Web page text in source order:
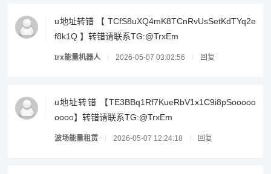
u地址转错 【 TCfS8uXQ4mK8TCnRvUsSetKdTYq2e
f8k1Q 】转错请联系TG:@TrxEm
trx能量机器人 2026-05-07 03:02:56 回复
u地址转错 【TE3BBq1Rf7KueRbV1x1C9i8pSooooo
oooo】转错请联系TG:@TrxEm
波场能量租赁 2026-05-07 12:24:18 回复